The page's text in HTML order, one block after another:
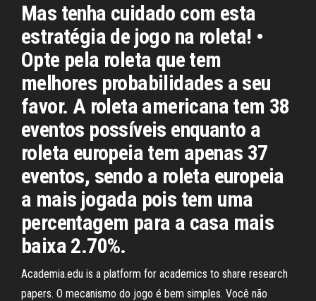
Mas tenha cuidado com esta
estratégia de jogo na roleta! •
Opte pela roleta que tem
melhores probabilidades a seu
favor. A roleta americana tem 38
eventos possíveis enquanto a
roleta europeia tem apenas 37
eventos, sendo a roleta europeia
a mais jogada pois tem uma
percentagem para a casa mais
baixa 2.70%.
Academia.edu is a platform for academics to share research
papers. O mecanismo do jogo é bem simples. Você não